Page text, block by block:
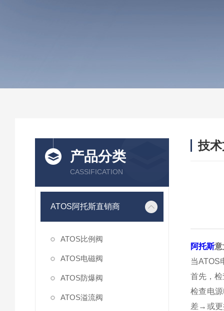
产品分类
CASSIFICATION
ATOS阿托斯直销商
ATOS比例阀
ATOS电磁阀
ATOS防爆阀
ATOS溢流阀
技
阿托斯意
当ATOS
首先，
检查电
差→或更